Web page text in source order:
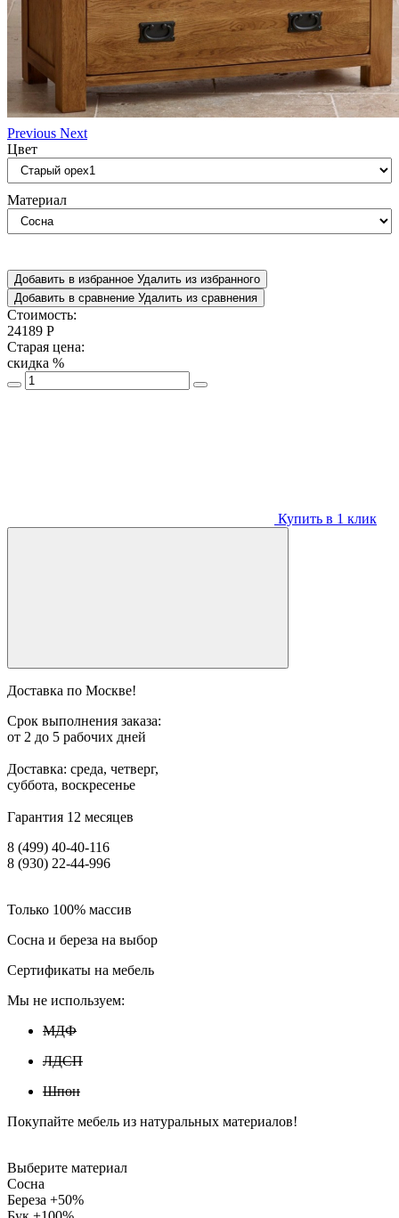
Previous Next
Цвет
Материал
Добавить в избранное Удалить из избранного
Добавить в сравнение Удалить из сравнения
Стоимость:
24189 Р
Старая цена:
скидка %
Купить в 1 клик
Доставка по Москве!
Срок выполнения заказа:
от 2 до 5 рабочих дней
Доставка: среда, четверг,
суббота, воскресенье
Гарантия 12 месяцев
8 (499) 40-40-116
8 (930) 22-44-996
Только 100% массив
Сосна и береза на выбор
Сертификаты на мебель
Мы не используем:
МДФ
ЛДСП
Шпон
Покупайте мебель из натуральных материалов!
Выберите материал
Сосна
Береза +50%